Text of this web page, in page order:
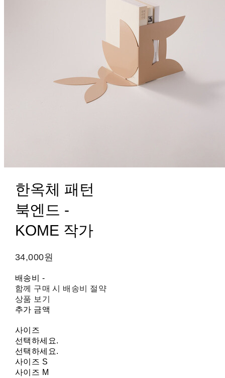
한옥체 패턴
북엔드 -
KOME 작가
34,000원
배송비 -
함께 구매 시 배송비 절약
상품 보기
추가 금액
사이즈
선택하세요.
선택하세요.
사이즈 S
사이즈 M